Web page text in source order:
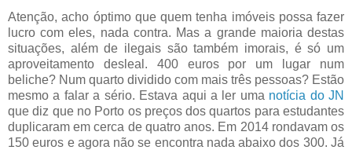
Atenção, acho óptimo que quem tenha imóveis possa fazer
lucro com eles, nada contra. Mas a grande maioria destas
situações, além de ilegais são também imorais, é só um
aproveitamento desleal. 400 euros por um lugar num
beliche? Num quarto dividido com mais três pessoas? Estão
mesmo a falar a sério. Estava aqui a ler uma notícia do JN
que diz que no Porto os preços dos quartos para estudantes
duplicaram em cerca de quatro anos. Em 2014 rondavam os
150 euros e agora não se encontra nada abaixo dos 300. Já